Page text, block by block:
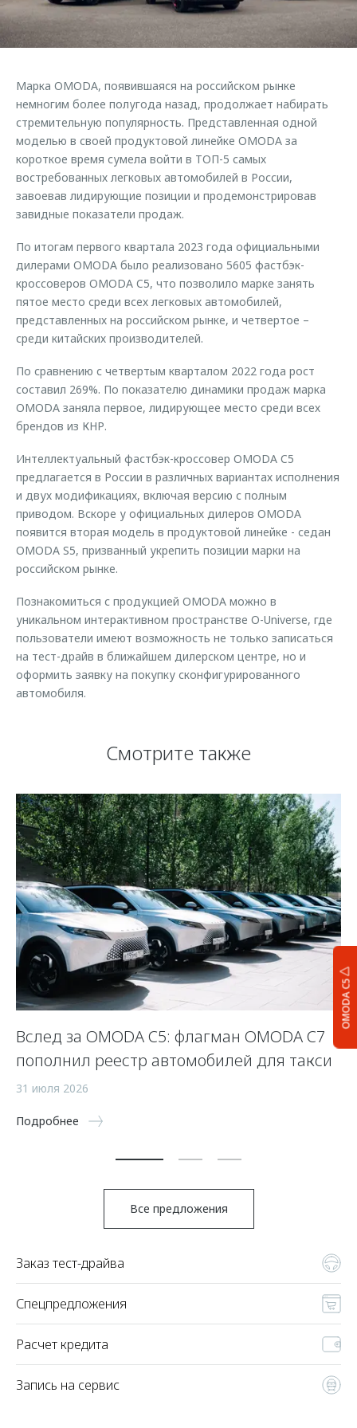
Кредитные программы
Страхование
Аксессуары
Одежда и сувениры
Оригинальные аксессуары
Запчасти
Клиентская поддержка
O&J Автоклуб
Приложение O&J
Аксессуары
Одежда и сувениры
Оригинальные аксессуары
Запчасти
Обратная связь
OMODA C5
Марка OMODA, появившаяся на российском рынке
немногим более полугода назад, продолжает набирать
стремительную популярность. Представленная одной
моделью в своей продуктовой линейке OMODA за
короткое время сумела войти в ТОП-5 самых
востребованных легковых автомобилей в России,
завоевав лидирующие позиции и продемонстрировав
завидные показатели продаж.
По итогам первого квартала 2023 года официальными
дилерами OMODA было реализовано 5605 фастбэк-
кроссоверов OMODA C5, что позволило марке занять
пятое место среди всех легковых автомобилей,
представленных на российском рынке, и четвертое –
среди китайских производителей.
По сравнению с четвертым кварталом 2022 года рост
составил 269%. По показателю динамики продаж марка
OMODA заняла первое, лидирующее место среди всех
брендов из КНР.
Интеллектуальный фастбэк-кроссовер OMODA C5
предлагается в России в различных вариантах исполнения
и двух модификациях, включая версию с полным
приводом. Вскоре у официальных дилеров OMODA
появится вторая модель в продуктовой линейке - седан
OMODA S5, призванный укрепить позиции марки на
российском рынке.
Познакомиться с продукцией OMODA можно в
уникальном интерактивном пространстве O-Universe, где
пользователи имеют возможность не только записаться
на тест-драйв в ближайшем дилерском центре, но и
оформить заявку на покупку сконфигурированного
автомобиля.
Смотрите также
Вслед за OMODA C5: флагман OMODA C7
пополнил реестр автомобилей для такси
31 июля 2026
Подробнее
Все предложения
Заказ тест-драйва
Спецпредложения
Расчет кредита
Запись на сервис